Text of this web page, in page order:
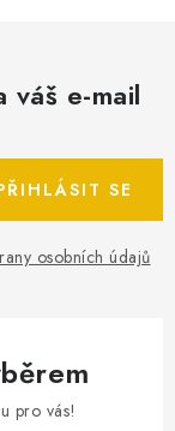
váš e-mail
osobních údajů
SE
pro vás!